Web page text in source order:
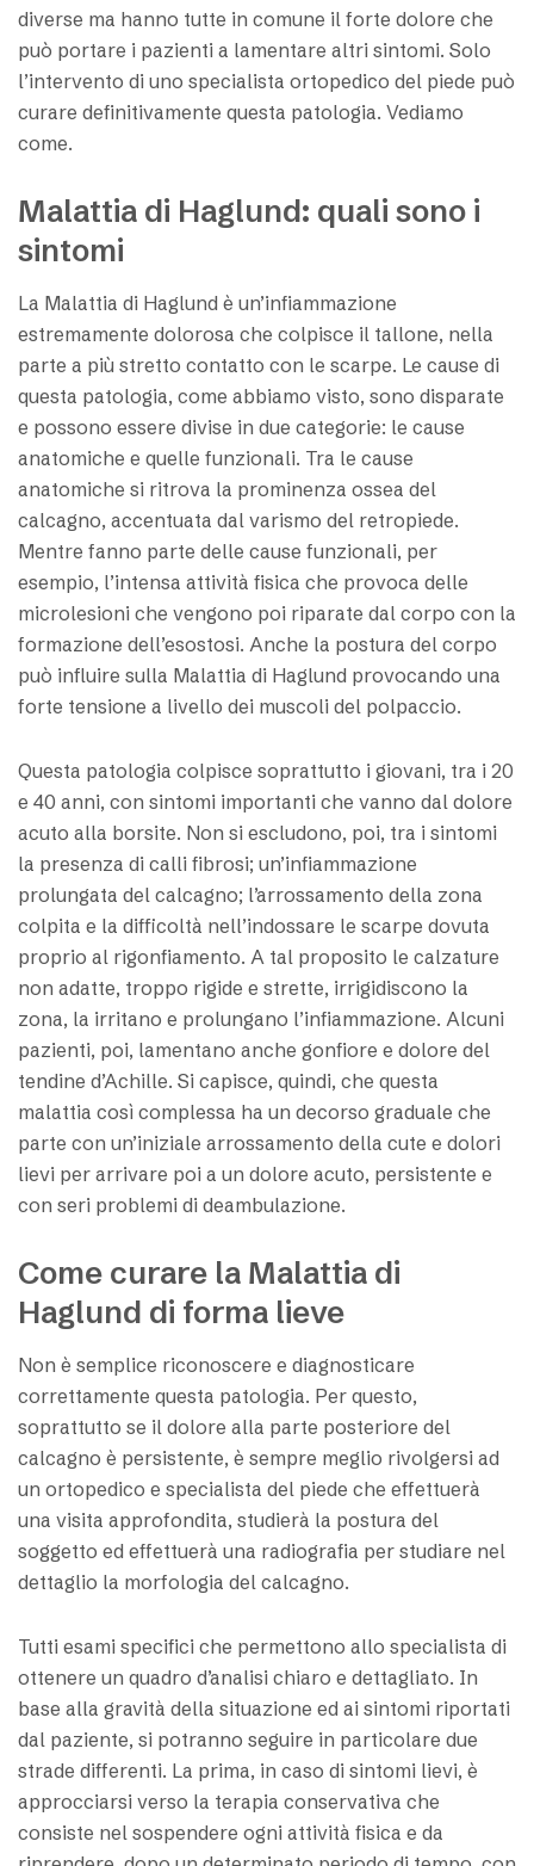
diverse ma hanno tutte in comune il forte dolore che
può portare i pazienti a lamentare altri sintomi. Solo
l’intervento di uno specialista ortopedico del piede può
curare definitivamente questa patologia. Vediamo
come.
Malattia di Haglund: quali sono i
sintomi
La Malattia di Haglund è un’infiammazione
estremamente dolorosa che colpisce il tallone, nella
parte a più stretto contatto con le scarpe. Le cause di
questa patologia, come abbiamo visto, sono disparate
e possono essere divise in due categorie: le cause
anatomiche e quelle funzionali. Tra le cause
anatomiche si ritrova la prominenza ossea del
calcagno, accentuata dal varismo del retropiede.
Mentre fanno parte delle cause funzionali, per
esempio, l’intensa attività fisica che provoca delle
microlesioni che vengono poi riparate dal corpo con la
formazione dell’esostosi. Anche la postura del corpo
può influire sulla Malattia di Haglund provocando una
forte tensione a livello dei muscoli del polpaccio.
Questa patologia colpisce soprattutto i giovani, tra i 20
e 40 anni, con sintomi importanti che vanno dal dolore
acuto alla borsite. Non si escludono, poi, tra i sintomi
la presenza di calli fibrosi; un’infiammazione
prolungata del calcagno; l’arrossamento della zona
colpita e la difficoltà nell’indossare le scarpe dovuta
proprio al rigonfiamento. A tal proposito le calzature
non adatte, troppo rigide e strette, irrigidiscono la
zona, la irritano e prolungano l’infiammazione. Alcuni
pazienti, poi, lamentano anche gonfiore e dolore del
tendine d’Achille. Si capisce, quindi, che questa
malattia così complessa ha un decorso graduale che
parte con un’iniziale arrossamento della cute e dolori
lievi per arrivare poi a un dolore acuto, persistente e
con seri problemi di deambulazione.
Come curare la Malattia di
Haglund di forma lieve
Non è semplice riconoscere e diagnosticare
correttamente questa patologia. Per questo,
soprattutto se il dolore alla parte posteriore del
calcagno è persistente, è sempre meglio rivolgersi ad
un ortopedico e specialista del piede che effettuerà
una visita approfondita, studierà la postura del
soggetto ed effettuerà una radiografia per studiare nel
dettaglio la morfologia del calcagno.
Tutti esami specifici che permettono allo specialista di
ottenere un quadro d’analisi chiaro e dettagliato. In
base alla gravità della situazione ed ai sintomi riportati
dal paziente, si potranno seguire in particolare due
strade differenti. La prima, in caso di sintomi lievi, è
approcciarsi verso la terapia conservativa che
consiste nel sospendere ogni attività fisica e da